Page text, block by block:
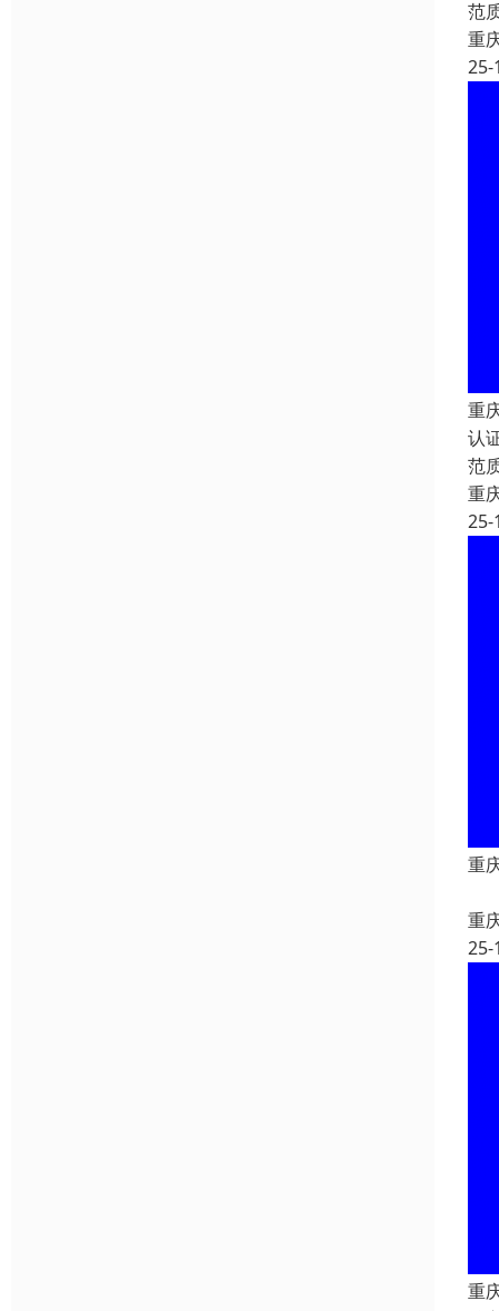
范
重
25-
重
认
范
重
25-
重
重
25-
重